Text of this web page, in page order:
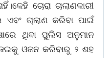
ଚୋରା ଚାଲାଣକାରୀ
ଚାଲାଣ କରିବା ପାଇଁ
ଥିବା ପୁଲିସ ଅନୁମାନ
ଓଜନ କରିବାରୁ ୨ ଶହ